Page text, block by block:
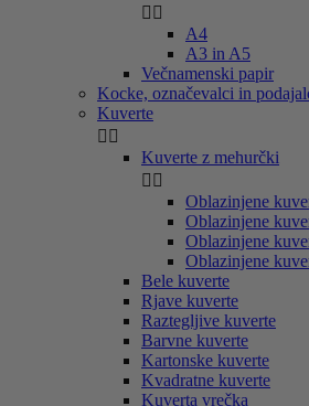
 
A4
A3 in A5
Večnamenski papir
Kocke, označevalci in
Kuverte
 
Kuverte z mehurčki
 
Oblazinjene
Oblazinjene
Oblazinjene
Oblazinjene
Bele kuverte
Rjave kuverte
Raztegljive kuverte
Barvne kuverte
Kartonske kuverte
Kvadratne kuverte
Kuverta vrečka